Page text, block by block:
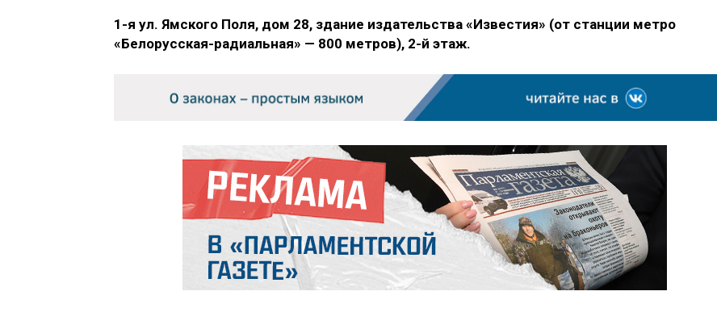
1-я ул. Ямского Поля, дом 28, здание издательства «Известия» (от станции метро
«Белорусская-радиальная» — 800 метров), 2-й этаж.